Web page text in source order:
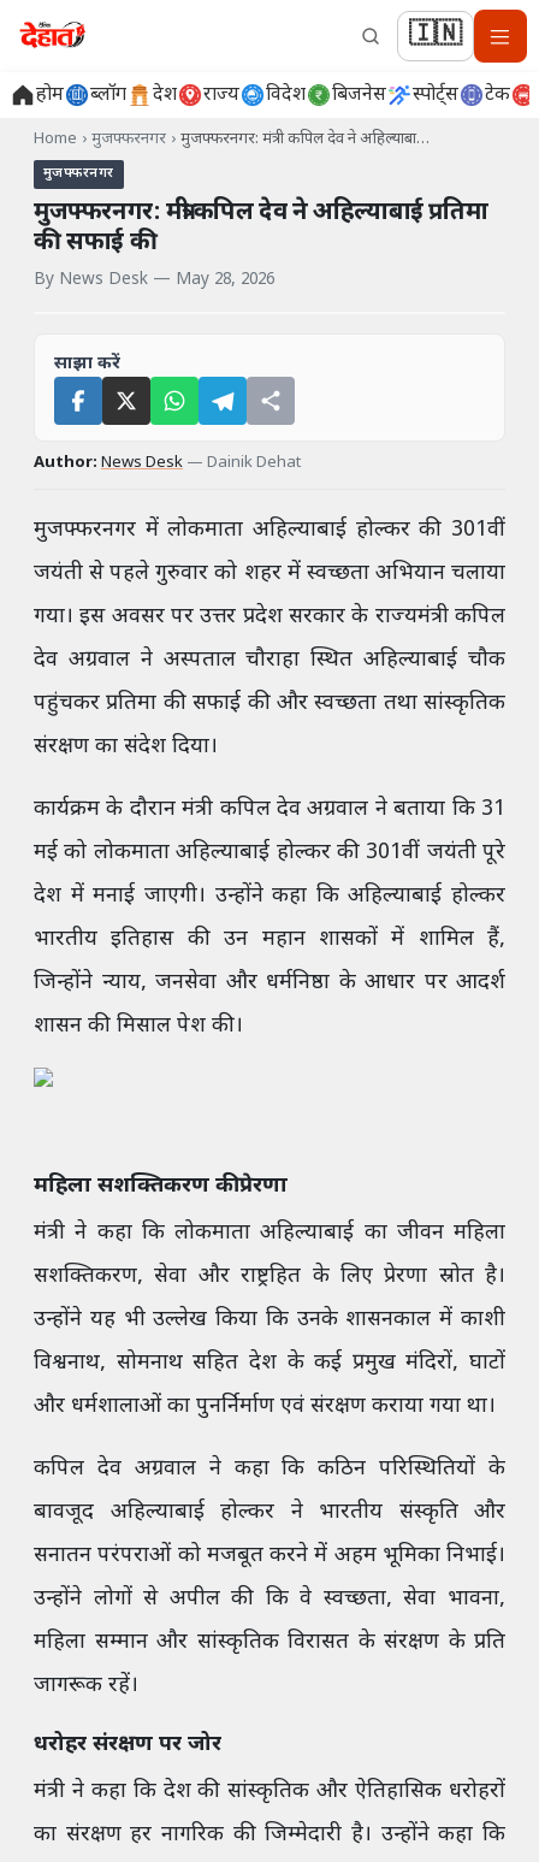
🇮🇳
होम ब्लॉग देश राज्य विदेश बिजनेस स्पोर्ट्स टेक
Home › मुजफ्फरनगर › मुजफ्फरनगर: मंत्री कपिल देव ने अहिल्याबा…
मुजफ्फरनगर
मुजफ्फरनगर: मंत्री कपिल देव ने अहिल्याबाई प्रतिमा
की सफाई की
By News Desk — May 28, 2026
साझा करें
Author: News Desk — Dainik Dehat
मुजफ्फरनगर में लोकमाता अहिल्याबाई होल्कर की 301वीं
जयंती से पहले गुरुवार को शहर में स्वच्छता अभियान चलाया
गया। इस अवसर पर उत्तर प्रदेश सरकार के राज्यमंत्री कपिल
देव अग्रवाल ने अस्पताल चौराहा स्थित अहिल्याबाई चौक
पहुंचकर प्रतिमा की सफाई की और स्वच्छता तथा सांस्कृतिक
संरक्षण का संदेश दिया।
कार्यक्रम के दौरान मंत्री कपिल देव अग्रवाल ने बताया कि 31
मई को लोकमाता अहिल्याबाई होल्कर की 301वीं जयंती पूरे
देश में मनाई जाएगी। उन्होंने कहा कि अहिल्याबाई होल्कर
भारतीय इतिहास की उन महान शासकों में शामिल हैं,
जिन्होंने न्याय, जनसेवा और धर्मनिष्ठा के आधार पर आदर्श
शासन की मिसाल पेश की।
महिला सशक्तिकरण की प्रेरणा
मंत्री ने कहा कि लोकमाता अहिल्याबाई का जीवन महिला
सशक्तिकरण, सेवा और राष्ट्रहित के लिए प्रेरणा स्रोत है।
उन्होंने यह भी उल्लेख किया कि उनके शासनकाल में काशी
विश्वनाथ, सोमनाथ सहित देश के कई प्रमुख मंदिरों, घाटों
और धर्मशालाओं का पुनर्निर्माण एवं संरक्षण कराया गया था।
कपिल देव अग्रवाल ने कहा कि कठिन परिस्थितियों के
बावजूद अहिल्याबाई होल्कर ने भारतीय संस्कृति और
सनातन परंपराओं को मजबूत करने में अहम भूमिका निभाई।
उन्होंने लोगों से अपील की कि वे स्वच्छता, सेवा भावना,
महिला सम्मान और सांस्कृतिक विरासत के संरक्षण के प्रति
जागरूक रहें।
धरोहर संरक्षण पर जोर
मंत्री ने कहा कि देश की सांस्कृतिक और ऐतिहासिक धरोहरों
का संरक्षण हर नागरिक की जिम्मेदारी है। उन्होंने कहा कि